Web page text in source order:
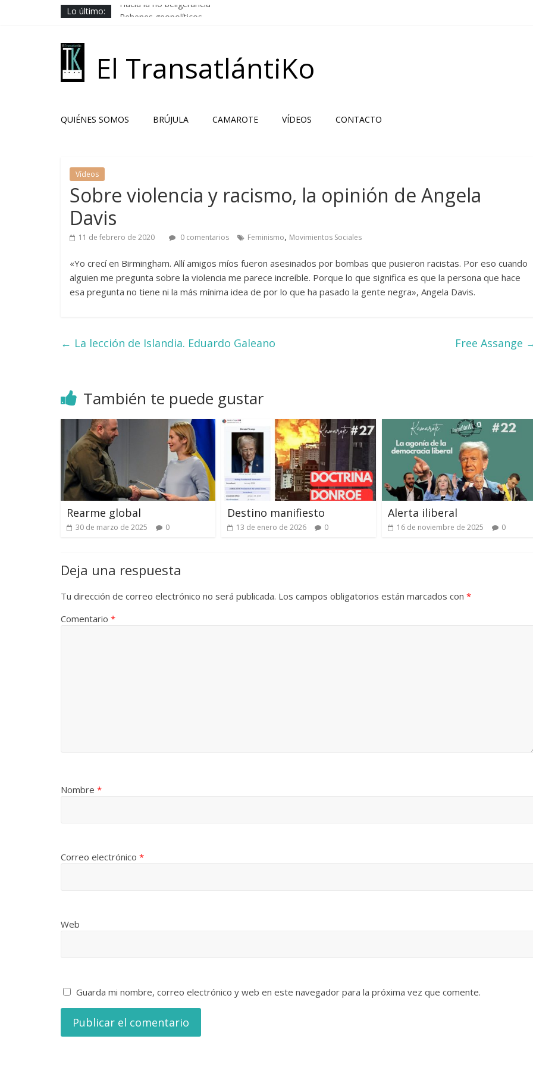
Lo último:
Hacia la no beligerancia
Solución libanesa
El TransatlántiKo
QUIÉNES SOMOS BRÚJULA CAMAROTE VÍDEOS CONTACTO
Vídeos
Sobre violencia y racismo, la opinión de Angela
Davis
11 de febrero de 2020 0 comentarios Feminismo, Movimientos Sociales
«Yo crecí en Birmingham. Allí amigos míos fueron asesinados por bombas que pusieron racistas. Por eso cuando
alguien me pregunta sobre la violencia me parece increíble. Porque lo que significa es que la persona que hace
esa pregunta no tiene ni la más mínima idea de por lo que ha pasado la gente negra», Angela Davis.
← La lección de Islandia. Eduardo Galeano Free Assange
También te puede gustar
Rearme global
30 de marzo de 2025 0
Destino manifiesto
13 de enero de 2026 0
Alerta iliberal
16 de noviembre de 2025 0
Deja una respuesta
Tu dirección de correo electrónico no será publicada. Los campos obligatorios están marcados con *
Comentario *
Nombre *
Correo electrónico *
Web
Guarda mi nombre, correo electrónico y web en este navegador para la próxima vez que comente.